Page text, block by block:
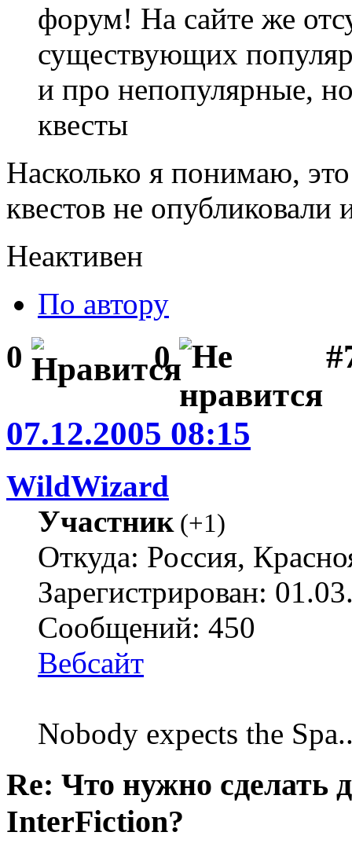
форум! На сайте же
существующих
и про непопулярные,
квесты
Насколько я понимаю,
квестов не опубликовали
Неактивен
По автору
0 0
07.12.2005 08:15
WildWizard
Участник(+1)
Откуда: Россия,
Зарегистрирован:
Сообщений: 450
Вебсайт
Nobody expects the
Re: Что нужно сделать
InterFiction?